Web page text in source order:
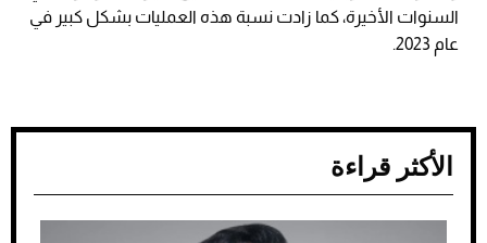
السنوات الأخيرة، كما زادت نسبة هذه العمليات بشكل كبير في
عام 2023.
الأكثر قراءة